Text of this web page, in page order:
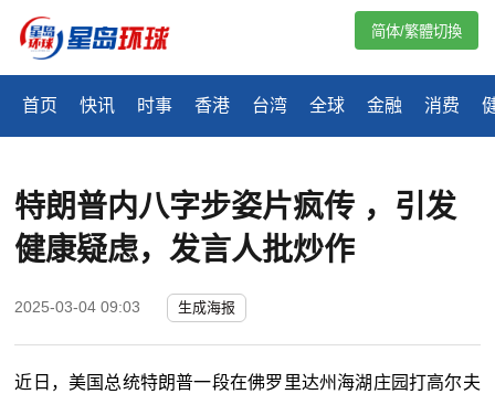
首页 快讯 时事 香港 台湾 全球 金融 消费
简体/繁體切換
特朗普内八字步姿片疯传 ，引发
健康疑虑，发言人批炒作
2025-03-04 09:03 生成海报
近日，美国总统特朗普一段在佛罗里达州海湖庄园打高尔夫